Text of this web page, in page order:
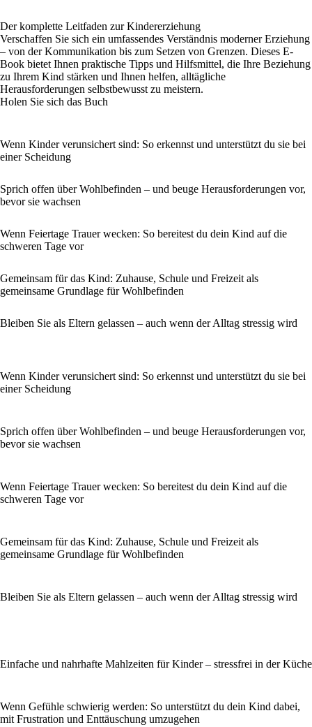
Der komplette Leitfaden zur Kindererziehung
Verschaffen Sie sich ein umfassendes Verständnis moderner Erziehung
– von der Kommunikation bis zum Setzen von Grenzen. Dieses E-
Book bietet Ihnen praktische Tipps und Hilfsmittel, die Ihre Beziehung
zu Ihrem Kind stärken und Ihnen helfen, alltägliche
Herausforderungen selbstbewusst zu meistern.
Holen Sie sich das Buch
Wenn Kinder verunsichert sind: So erkennst und unterstützt du sie bei
einer Scheidung
Sprich offen über Wohlbefinden – und beuge Herausforderungen vor,
bevor sie wachsen
Wenn Feiertage Trauer wecken: So bereitest du dein Kind auf die
schweren Tage vor
Gemeinsam für das Kind: Zuhause, Schule und Freizeit als
gemeinsame Grundlage für Wohlbefinden
Bleiben Sie als Eltern gelassen – auch wenn der Alltag stressig wird
Wenn Kinder verunsichert sind: So erkennst und unterstützt du sie bei
einer Scheidung
Sprich offen über Wohlbefinden – und beuge Herausforderungen vor,
bevor sie wachsen
Wenn Feiertage Trauer wecken: So bereitest du dein Kind auf die
schweren Tage vor
Gemeinsam für das Kind: Zuhause, Schule und Freizeit als
gemeinsame Grundlage für Wohlbefinden
Bleiben Sie als Eltern gelassen – auch wenn der Alltag stressig wird
Einfache und nahrhafte Mahlzeiten für Kinder – stressfrei in der Küche
Wenn Gefühle schwierig werden: So unterstützt du dein Kind dabei,
mit Frustration und Enttäuschung umzugehen